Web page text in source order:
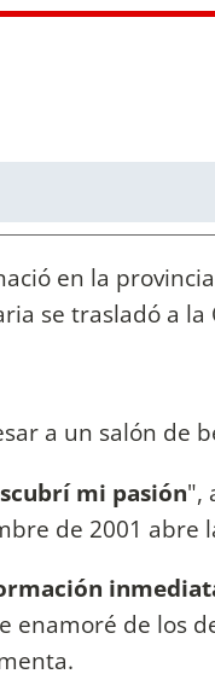
en la
se trasladó a la
a un salón de
mi pasión",
de 2001 abre
enamoré de los